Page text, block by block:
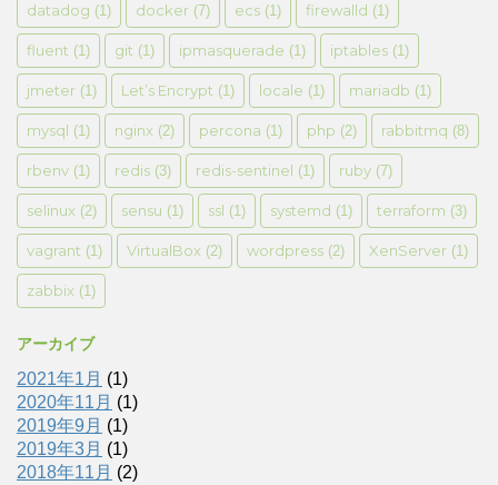
datadog (1) docker (7) ecs (1) firewalld (1)
fluent (1) git (1) ipmasquerade (1) iptables (1)
jmeter (1) Let’s Encrypt (1) locale (1) mariadb (1)
mysql (1) nginx (2) percona (1) php (2) rabbitmq (8)
rbenv (1) redis (3) redis-sentinel (1) ruby (7)
selinux (2) sensu (1) ssl (1) systemd (1) terraform (3)
vagrant (1) VirtualBox (2) wordpress (2) XenServer (1)
zabbix (1)
アーカイブ
2021年1月 (1)
2020年11月 (1)
2019年9月 (1)
2019年3月 (1)
2018年11月 (2)